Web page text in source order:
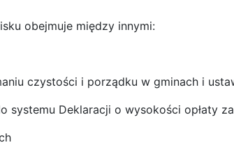
obejmuje między innymi:
czystości i porządku w gminach i
systemu Deklaracji o wysokości opłaty